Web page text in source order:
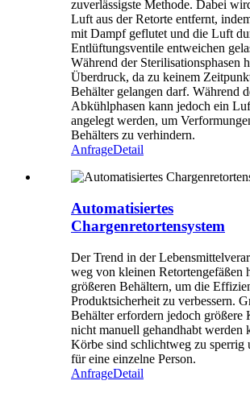
zuverlässigste Methode. Dabei
Luft aus der Retorte entfernt,
mit Dampf geflutet und die Luft
Entlüftungsventile entweichen
Während der Sterilisationsphasen
Überdruck, da zu keinem
Behälter gelangen darf. Während
Abkühlphasen kann jedoch ein
angelegt werden, um
Behälters zu verhindern.
AnfrageDetail
Automatisiertes
Chargenretortensystem
Der Trend in der
weg von kleinen Retortengefäßen
größeren Behältern, um die
Produktsicherheit zu verbessern.
Behälter erfordern jedoch größere
nicht manuell gehandhabt werden
Körbe sind schlichtweg zu sperrig
für eine einzelne Person.
AnfrageDetail